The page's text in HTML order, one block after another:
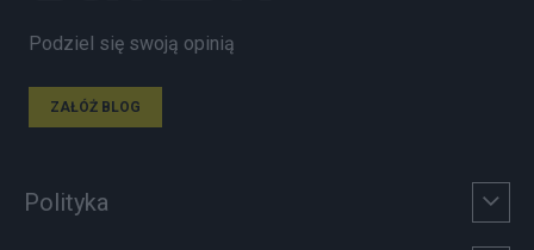
Podziel się swoją opinią
ZAŁÓŻ BLOG
Polityka